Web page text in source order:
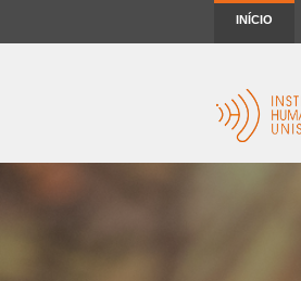
INÍCIO